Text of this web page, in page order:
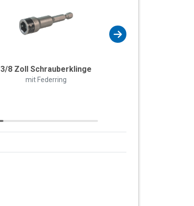
3/8 Zoll Schrauberklinge
mit Federring